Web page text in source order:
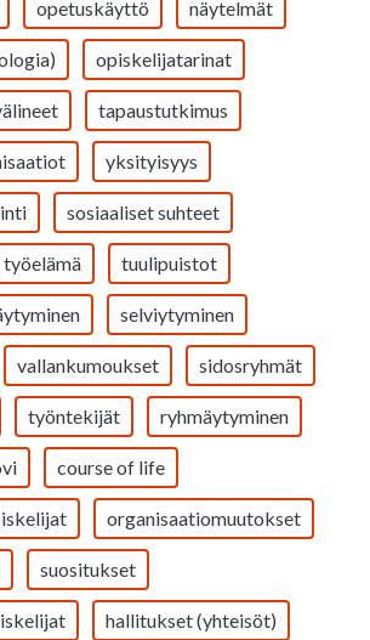
opetuskäyttö näytelmät
opiskelijatarinat
tapaustutkimus
yksityisyys
sosiaaliset suhteet
työelämä tuulipuistot
selviytyminen
vallankumoukset sidosryhmät
työntekijät ryhmäytyminen
course of life
organisaatiomuutokset
suositukset
hallitukset (yhteisöt)